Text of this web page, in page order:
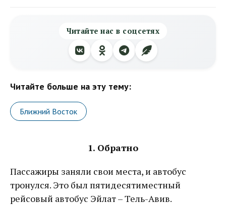
Читайте нас в соцсетях
Читайте больше на эту тему:
Ближний Восток
1. Обратно
Пассажиры заняли свои места, и автобус
тронулся. Это был пятидесятиместный
рейсовый автобус Эйлат – Тель-Авив.